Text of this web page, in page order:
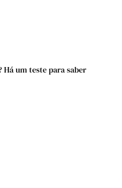
Há um teste para saber